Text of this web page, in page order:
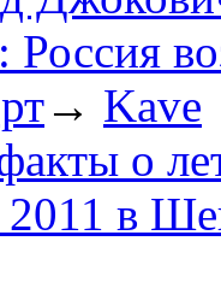
Россия
→ Kave
о
2011 в